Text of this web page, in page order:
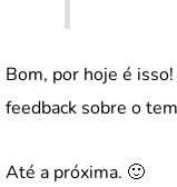
Bom, por hoje é
feedback sobre o
Até a próxima. 🙂